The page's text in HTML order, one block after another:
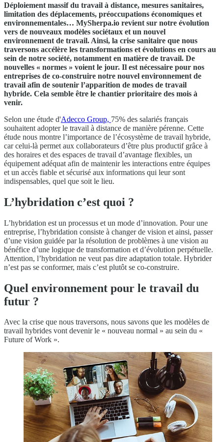
Déploiement massif du travail à distance, mesures sanitaires,
limitation des déplacements, préoccupations économiques et
environnementales… MySherpa.io revient sur notre évolution
vers de nouveaux modèles sociétaux et un nouvel
environnement de travail. Ainsi, la crise sanitaire que nous
traversons accélère les transformations et évolutions en cours au
sein de notre société, notamment en matière de travail. De
nouvelles « normes » voient le jour. Il est nécessaire pour nos
entreprises de co-construire notre nouvel environnement de
travail afin de soutenir l’apparition de modes de travail
hybride. Cela semble être le chantier prioritaire des mois à
venir.
Selon une étude d'Adecco Group, 75% des salariés français
souhaitent adopter le travail à distance de manière pérenne. Cette
étude nous montre l’importance de l’écosystème de travail hybride,
car celui-là permet aux collaborateurs d’être plus productif grâce à
des horaires et des espaces de travail d’avantage flexibles, un
équipement adéquat afin de maintenir les interactions entre équipes
et un accès fiable et sécurisé aux informations qui leur sont
indispensables, quel que soit le lieu.
L’hybridation c’est quoi ?
L’hybridation est un processus et un mode d’innovation. Pour une
entreprise, l’hybridation consiste à changer de vision et ainsi, passer
d’une vision guidée par la résolution de problèmes à une vision au
bénéfice d’une logique de transformation et d’évolution perpétuelle.
Attention, l’hybridation ne veut pas dire adaptation totale. Hybrider
n’est pas se conformer, mais c’est plutôt se co-construire.
Quel environnement pour le travail du
futur ?
Avec la crise que nous traversons, nous savons que les modèles de
travail hybrides vont devenir le « nouveau normal » au sein du «
Future of Work ».